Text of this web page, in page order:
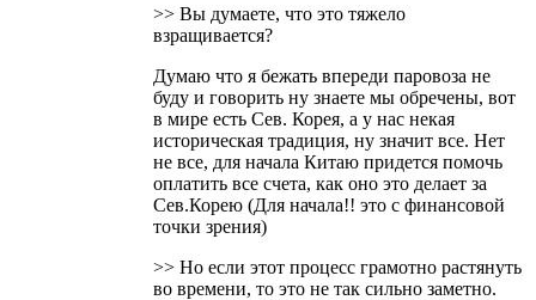
>> Вы думаете, что это тяжело
взращивается?
Думаю что я бежать впереди паровоза не
буду и говорить ну знаете мы обречены, вот
в мире есть Сев. Корея, а у нас некая
историческая традиция, ну значит все. Нет
не все, для начала Китаю придется помочь
оплатить все счета, как оно это делает за
Сев.Корею (Для начала!! это с финансовой
точки зрения)
>> Но если этот процесс грамотно растянуть
во времени, то это не так сильно заметно.